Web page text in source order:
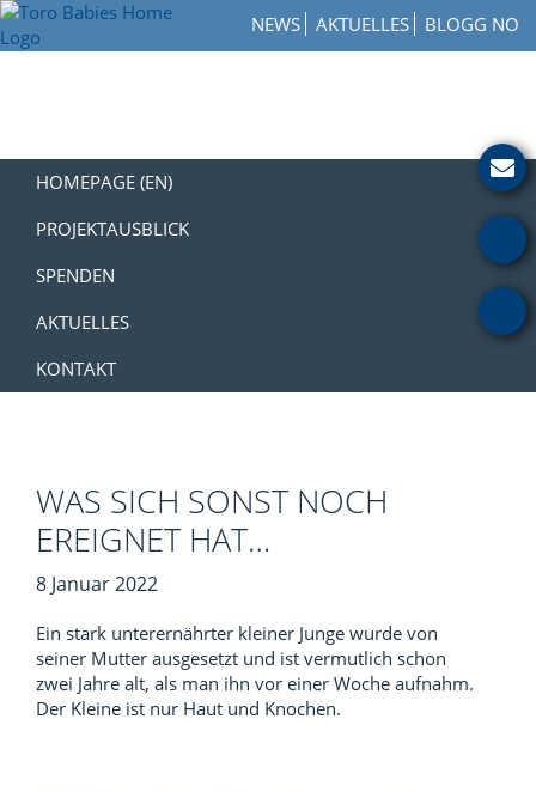
Zur
Hauptnavigation
Skip
to
Zur
Fußzeile
NEWS AKTUELLES BLOGG NO
Toro
with
HOMEPAGE (EN)
PROJEKTAUSBLICK
SPENDEN
AKTUELLES
KONTAKT
WAS SICH SONST NOCH
EREIGNET HAT…
8 Januar 2022
Ein stark unterernährter kleiner Junge wurde von
seiner Mutter ausgesetzt und ist vermutlich schon
zwei Jahre alt, als man ihn vor einer Woche aufnahm.
Der Kleine ist nur Haut und Knochen.